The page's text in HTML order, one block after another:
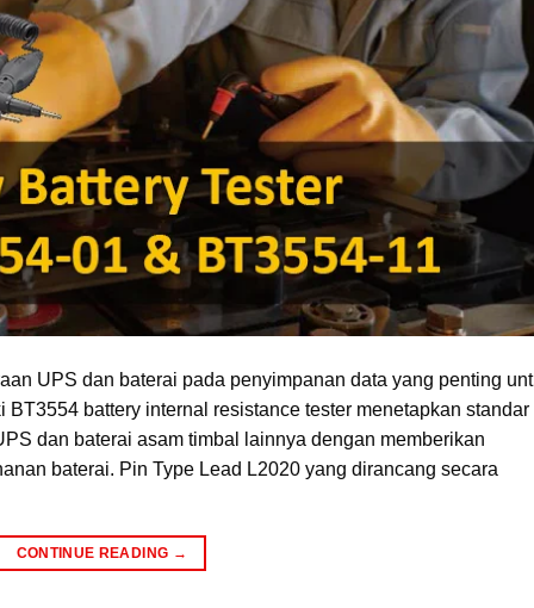
UPS dan baterai pada penyimpanan data yang penting
battery internal resistance tester menetapkan standar
dan baterai asam timbal lainnya dengan memberikan
baterai. Pin Type Lead L2020 yang dirancang secara
CONTINUE READING →